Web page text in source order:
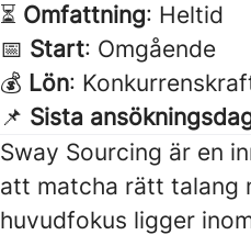
⏳ Omfattning: Heltid
📅 Start: Omgående
💰 Lön:
📌 Sista
Sway Sourcing är en
att matcha rätt talang
huvudfokus ligger